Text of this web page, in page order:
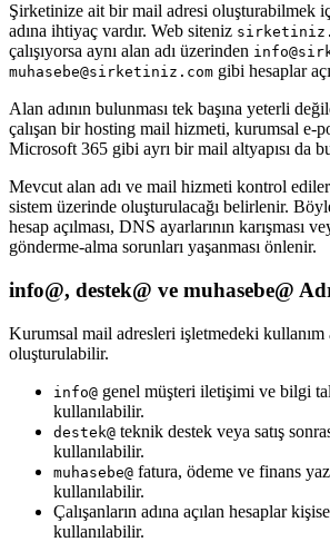
Şirketinize ait bir mail adresi oluşturabilmek
adına ihtiyaç vardır. Web siteniz
çalışıyorsa aynı alan adı üzerinden
muhasebe@sirketiniz.com gibi hesaplar
Alan adının bulunması tek başına yeterli
çalışan bir hosting mail hizmeti, kurumsal e-
Microsoft 365 gibi ayrı bir mail altyapısı da
Mevcut alan adı ve mail hizmeti kontrol
sistem üzerinde oluşturulacağı belirlenir.
hesap açılması, DNS ayarlarının karışması
gönderme-alma sorunları yaşanması önlenir.
info@, destek@ ve muhasebe@
Kurumsal mail adresleri işletmedeki kullanım
oluşturulabilir.
info@ genel müşteri iletişimi ve bilgi
kullanılabilir.
destek@ teknik destek veya satış
kullanılabilir.
muhasebe@ fatura, ödeme ve finans
kullanılabilir.
Çalışanların adına açılan hesaplar
kullanılabilir.